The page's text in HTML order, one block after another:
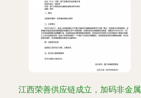
江西荣善供应链成立，加码非金属